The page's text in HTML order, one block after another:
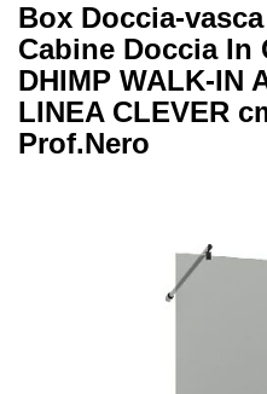
Box Doccia-
Cabine Doccia In
DHIMP WALK-IN
LINEA CLEVER
Prof.Nero